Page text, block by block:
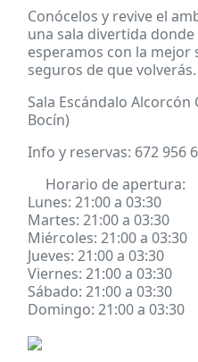
Conócelos y revive el
una sala divertida
esperamos con la mejor
seguros de que volverás.
Sala Escándalo
Bocín)
Info y reservas: 672 956
Horario de apertura:
Lunes: 21:00 a 03:30
Martes: 21:00 a 03:30
Miércoles: 21:00 a 03:30
Jueves: 21:00 a 03:30
Viernes: 21:00 a 03:30
Sábado: 21:00 a 03:30
Domingo: 21:00 a 03:30